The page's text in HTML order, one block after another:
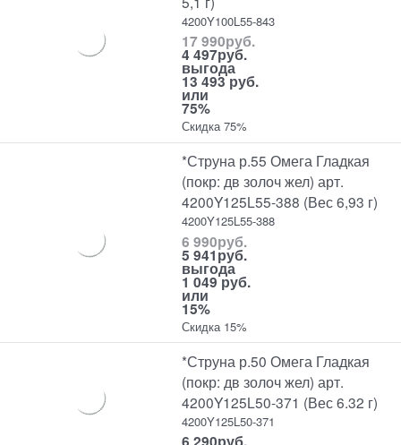
4200Y100L55-843
17 990руб.
4 497руб.
выгода
13 493 руб.
или
75%
Скидка 75%
*Струна р.55 Омега Гладкая
(покр: дв золоч жел) арт.
4200Y125L55-388 (Вес 6,93 г)
4200Y125L55-388
6 990руб.
5 941руб.
выгода
1 049 руб.
или
15%
Скидка 15%
*Струна р.50 Омега Гладкая
(покр: дв золоч жел) арт.
4200Y125L50-371 (Вес 6.32 г)
4200Y125L50-371